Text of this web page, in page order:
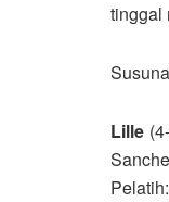
tinggal
Lille